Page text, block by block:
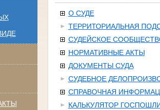
О СУДЕ
ТЕРРИТОРИАЛЬНАЯ
СУДЕЙСКОЕ
НОРМАТИВНЫЕ АКТЫ
ДОКУМЕНТЫ СУДА
СУДЕБНОЕ
СПРАВОЧНАЯ
КАЛЬКУЛЯТОР